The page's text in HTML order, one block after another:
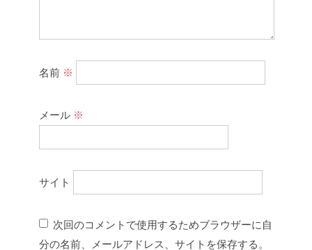
名前 ※
メール ※
サイト
次回のコメントで使用するためブラウザーに自
分の名前、メールアドレス、サイトを保存する。